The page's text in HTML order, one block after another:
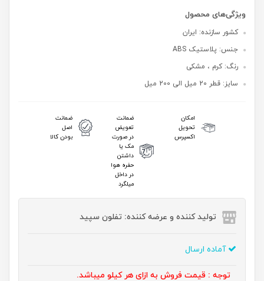
ویژگی‌های محصول
کشور سازنده: ایران
جنس: پلاستیک ABS
رنگ: کرم ، مشکی
سایز: قطر 20 میل الی 200 میل
امکان
تحویل
اکسپرس
ضمانت
تعویض
در صورت
مک یا
داشتن
حفره هوا
در داخل
میلگرد
ضمانت
اصل
بودن کالا
تولید کننده و عرضه کننده: تفلون سپید
آماده ارسال
توجه : قیمت فروش به ازای هر کیلو میباشد.